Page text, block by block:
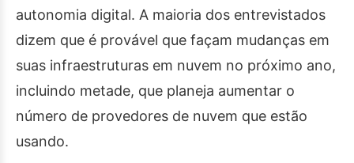
autonomia digital. A maioria dos entrevistados
dizem que é provável que façam mudanças em
suas infraestruturas em nuvem no próximo ano,
incluindo metade, que planeja aumentar o
número de provedores de nuvem que estão
usando.